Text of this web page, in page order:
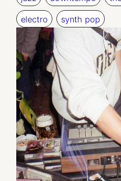
electro synth pop